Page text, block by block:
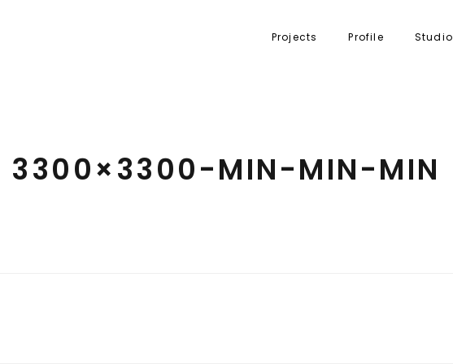
Projects Profile Studio
3300×3300-MIN-MIN-MIN